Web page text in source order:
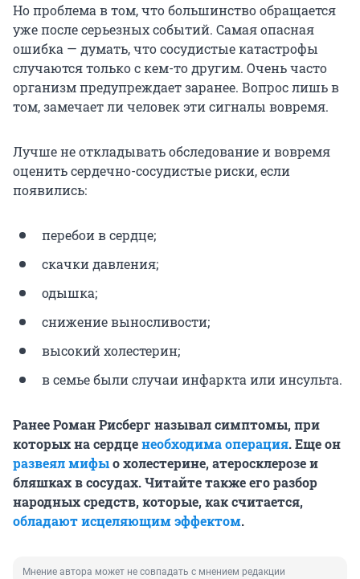
Но проблема в том, что большинство обращается
уже после серьезных событий. Самая опасная
ошибка — думать, что сосудистые катастрофы
случаются только с кем-то другим. Очень часто
организм предупреждает заранее. Вопрос лишь в
том, замечает ли человек эти сигналы вовремя.
Лучше не откладывать обследование и вовремя
оценить сердечно-сосудистые риски, если
появились:
перебои в сердце;
скачки давления;
одышка;
снижение выносливости;
высокий холестерин;
в семье были случаи инфаркта или инсульта.
Ранее Роман Рисберг называл симптомы, при
которых на сердценеобходима операция. Еще он
развеял мифыо холестерине, атеросклерозе и
бляшках в сосудах. Читайте также его разбор
народных средств, которые, как считается,
обладают исцеляющим эффектом.
Мнение автора может не совпадать с мнением редакции